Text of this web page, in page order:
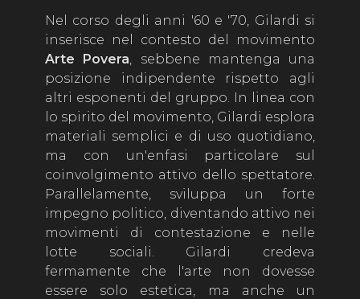
Nel corso degli anni '60 e '70, Gilardi si
inserisce nel contesto del movimento
Arte Povera, sebbene mantenga una
posizione indipendente rispetto agli
altri esponenti del gruppo. In linea con
lo spirito del movimento, Gilardi esplora
materiali semplici e di uso quotidiano,
ma con un'enfasi particolare sul
coinvolgimento attivo dello spettatore.
Parallelamente, sviluppa un forte
impegno politico, diventando attivo nei
movimenti di contestazione e nelle
lotte sociali. Gilardi credeva
fermamente che l'arte non dovesse
essere solo estetica, ma anche un